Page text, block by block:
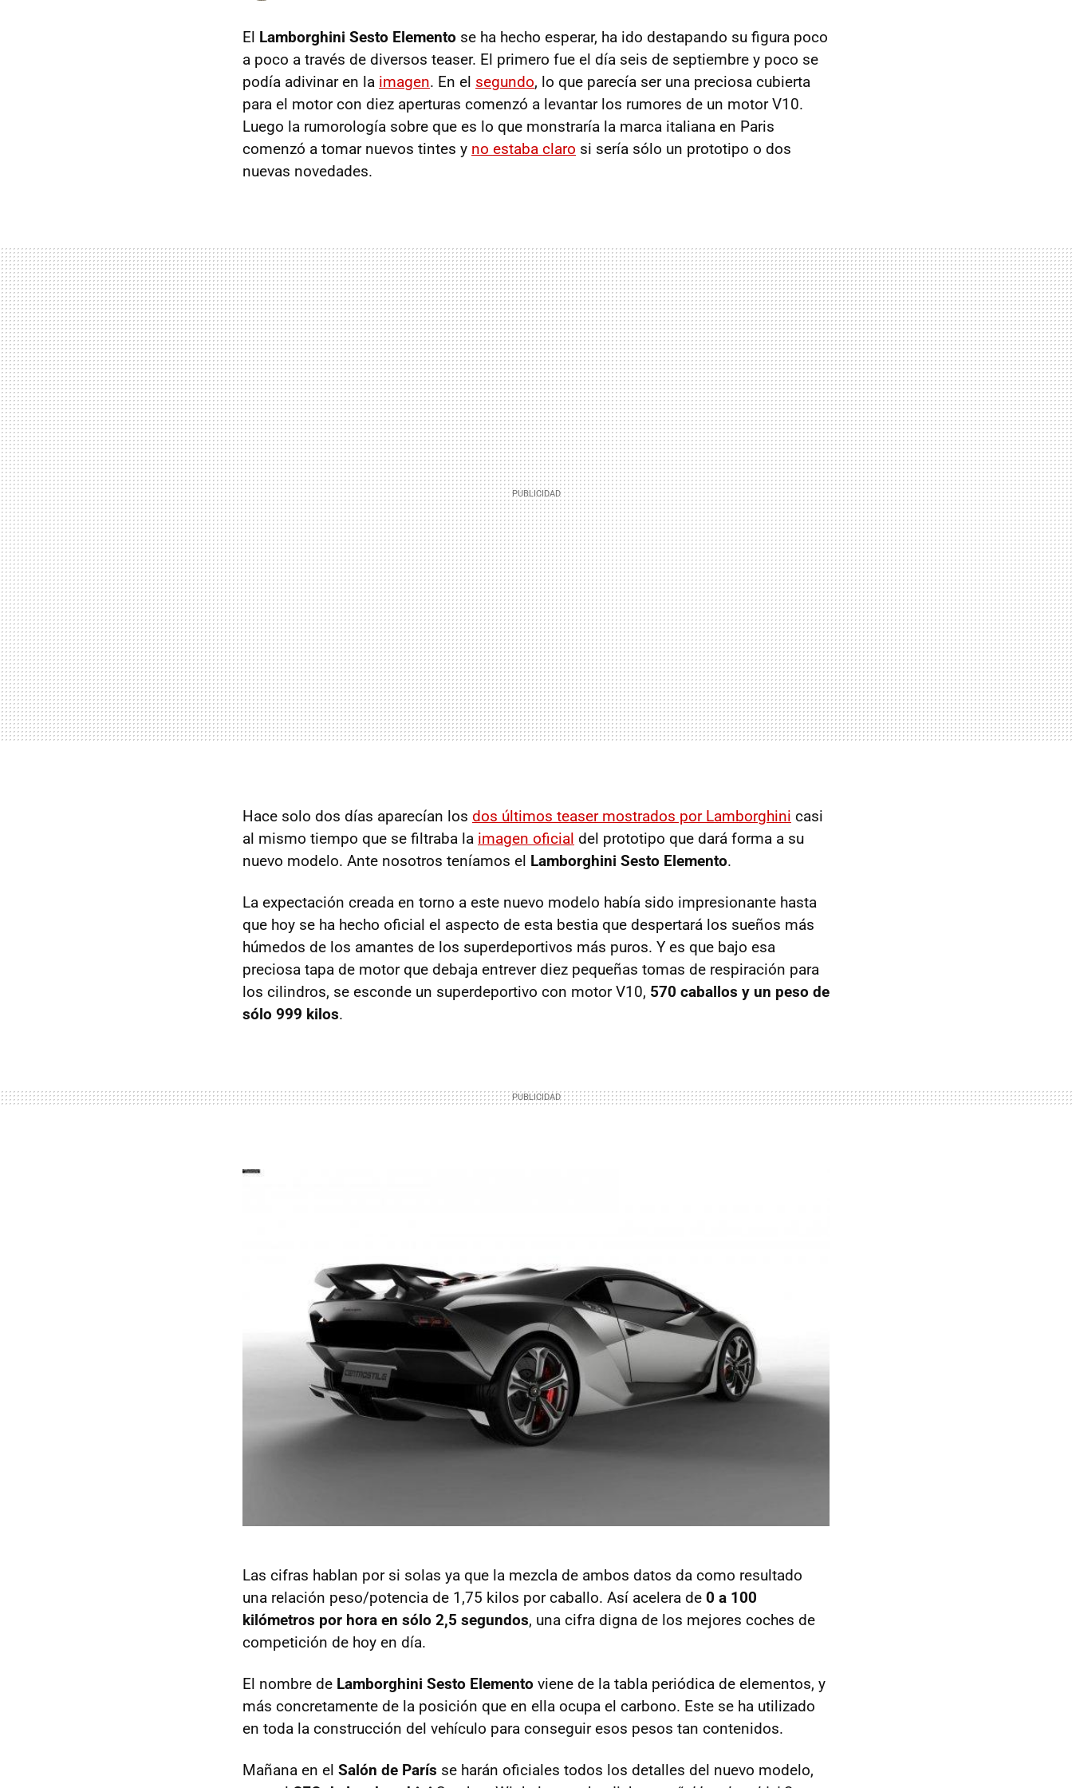
El Lamborghini Sesto Elemento se ha hecho esperar, ha ido destapando su figura poco
a poco a través de diversos teaser. El primero fue el día seis de septiembre y poco se
podía adivinar en la imagen. En el segundo, lo que parecía ser una preciosa cubierta
para el motor con diez aperturas comenzó a levantar los rumores de un motor V10.
Luego la rumorología sobre que es lo que monstraría la marca italiana en Paris
comenzó a tomar nuevos tintes y no estaba claro si sería sólo un prototipo o dos
nuevas novedades.
Hace solo dos días aparecían los dos últimos teaser mostrados por Lamborghini casi
al mismo tiempo que se filtraba la imagen oficial del prototipo que dará forma a su
nuevo modelo. Ante nosotros teníamos el Lamborghini Sesto Elemento.
La expectación creada en torno a este nuevo modelo había sido impresionante hasta
que hoy se ha hecho oficial el aspecto de esta bestia que despertará los sueños más
húmedos de los amantes de los superdeportivos más puros. Y es que bajo esa
preciosa tapa de motor que debaja entrever diez pequeñas tomas de respiración para
los cilindros, se esconde un superdeportivo con motor V10, 570 caballos y un peso de
sólo 999 kilos.
Las cifras hablan por si solas ya que la mezcla de ambos datos da como resultado
una relación peso/potencia de 1,75 kilos por caballo. Así acelera de 0 a 100
kilómetros por hora en sólo 2,5 segundos, una cifra digna de los mejores coches de
competición de hoy en día.
El nombre de Lamborghini Sesto Elemento viene de la tabla periódica de elementos, y
más concretamente de la posición que en ella ocupa el carbono. Este se ha utilizado
en toda la construcción del vehículo para conseguir esos pesos tan contenidos.
Mañana en el Salón de París se harán oficiales todos los detalles del nuevo modelo,